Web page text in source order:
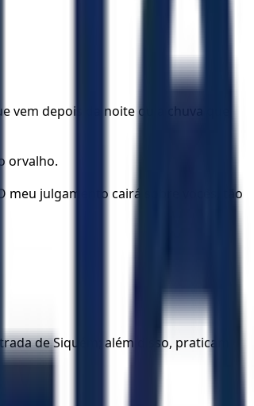
vem depois da noite ou a chuva que
orvalho.
meu julgamento cairá sobre vocês, tão
de Siquém; além disso, praticam